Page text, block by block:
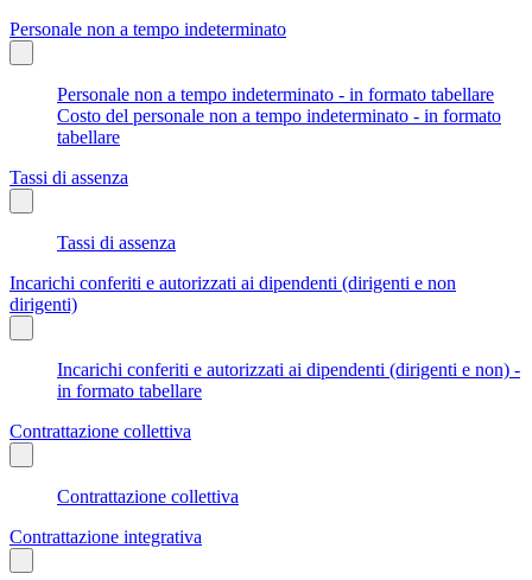
Personale non a tempo indeterminato
Personale non a tempo indeterminato - in formato tabellare
Costo del personale non a tempo indeterminato - in formato
tabellare
Tassi di assenza
Tassi di assenza
Incarichi conferiti e autorizzati ai dipendenti (dirigenti e non
dirigenti)
Incarichi conferiti e autorizzati ai dipendenti (dirigenti e non) -
in formato tabellare
Contrattazione collettiva
Contrattazione collettiva
Contrattazione integrativa